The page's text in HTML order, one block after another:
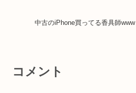
中古のiPhone買ってる香具師www
コメント